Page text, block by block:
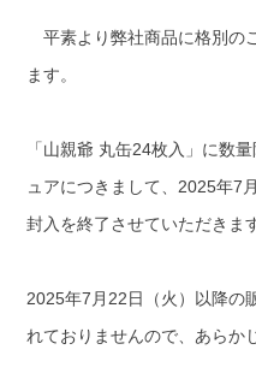
平素より弊社商品に格別の
ます。
「山親爺 丸缶24枚入」に数
ュアにつきまして、2025年7
封入を終了させていただきま
2025年7月22日（火）以降の
れておりませんので、あらか